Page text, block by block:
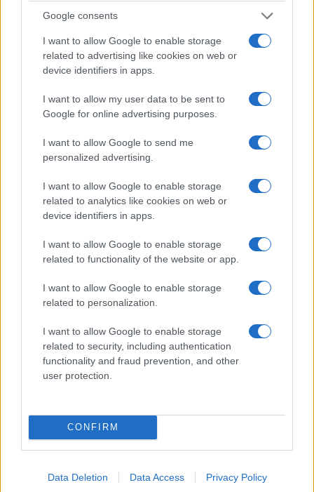
Google consents
I want to allow Google to enable storage
related to advertising like cookies on web or
device identifiers in apps.
I want to allow my user data to be sent to
Google for online advertising purposes.
I want to allow Google to send me
personalized advertising.
I want to allow Google to enable storage
related to analytics like cookies on web or
device identifiers in apps.
I want to allow Google to enable storage
related to functionality of the website or app.
I want to allow Google to enable storage
related to personalization.
I want to allow Google to enable storage
related to security, including authentication
functionality and fraud prevention, and other
user protection.
CONFIRM
Data Deletion Data Access Privacy Policy
ΤΕΧΝΟΛΟΓΙΑ & ΕΠΙΣΤΗΜΗ
Ιταλία: Πρωτοποριακή μεταμόσχευση ωχράς
κηλίδας χάρισε ξανά την όραση σε 67χρονη
28/07/2026 - 12:06πμ
ΤΕΧΝΟΛΟΓΙΑ & ΕΠΙΣΤΗΜΗ
Ελληνίδα παλαιοανθρωπολόγο – Θα τιμηθεί με